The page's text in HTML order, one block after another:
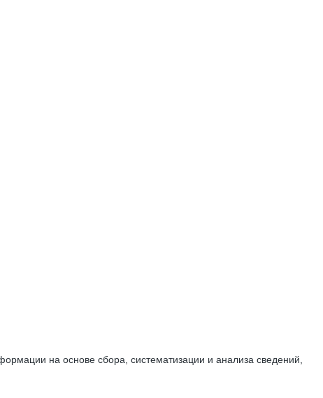
на основе сбора, систематизации и анализа сведений,